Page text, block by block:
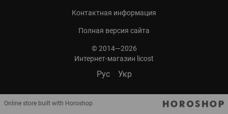
Контактная информация
Полная версия сайта
© 2014—2026
Интернет-магазин licost
Рус Укр
Online store built with Horoshop